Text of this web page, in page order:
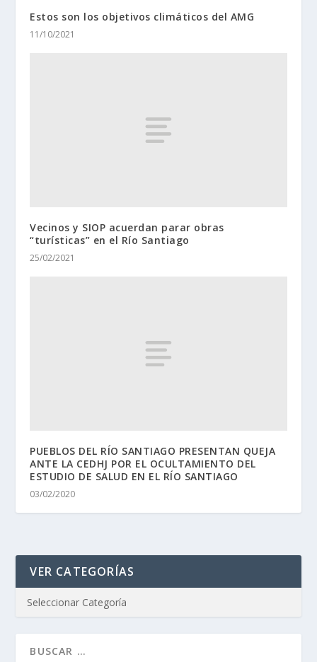
Estos son los objetivos climáticos del AMG
11/10/2021
Vecinos y SIOP acuerdan parar obras
“turísticas” en el Río Santiago
25/02/2021
PUEBLOS DEL RÍO SANTIAGO PRESENTAN QUEJA
ANTE LA CEDHJ POR EL OCULTAMIENTO DEL
ESTUDIO DE SALUD EN EL RÍO SANTIAGO
03/02/2020
VER CATEGORÍAS